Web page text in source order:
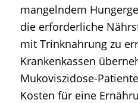
mangelndem
die erforderliche
mit Trinknahrung zu
Krankenkassen
Mukoviszidose-
Kosten für eine